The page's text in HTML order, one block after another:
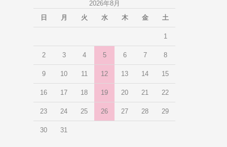
2026年8月
日
月 火 水 木 金 土
1
2 3 4 5 6 7 8
9 10 11 12 13 14 15
16 17 18 19 20 21 22
23 24 25 26 27 28 29
30 31